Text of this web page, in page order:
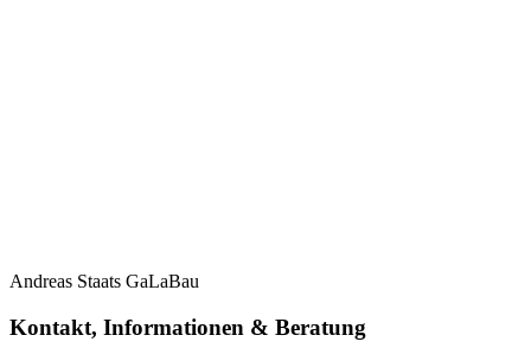
Andreas Staats GaLaBau
Kontakt, Informationen & Beratung